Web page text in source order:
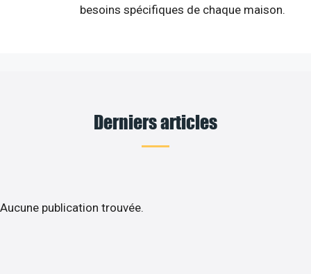
besoins spécifiques de chaque maison.
Derniers articles
Aucune publication trouvée.